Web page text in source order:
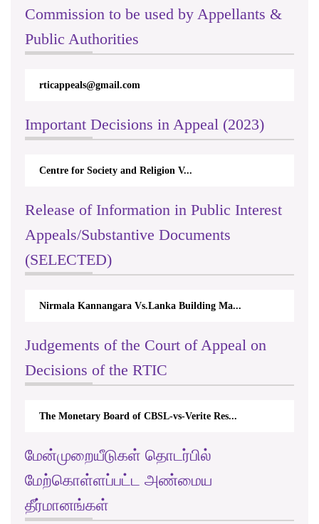
Commission to be used by Appellants &
Public Authorities
Important Decisions in Appeal (2023)
Religion V... Tharindu Jayawardhana Vs. Sri
Release of Information in Public Interest
Appeals/Substantive Documents
(SELECTED)
Vs.Lanka Building Ma... Erandin Jayasooriya
Judgements of the Court of Appeal on
Decisions of the RTIC
of CBSL-vs-Verite Res... Sri Lanka Telecom PLC
மேன்முறையீடுகள் தொடர்பில்
மேற்கொள்ளப்பட்ட அண்மைய
தீர்மானங்கள்